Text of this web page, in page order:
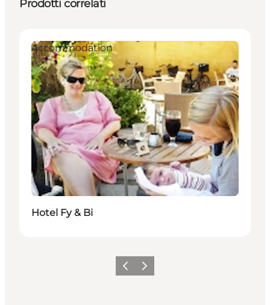
Prodotti correlati
Accommodation
Hotel Fy & Bi
Precedente
Avanti